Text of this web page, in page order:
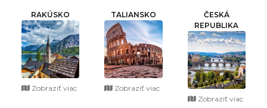
RAKÚSKO
Zobraziť viac
TALIANSKO
Zobraziť viac
ČESKÁ
REPUBLIKA
Zobraziť viac